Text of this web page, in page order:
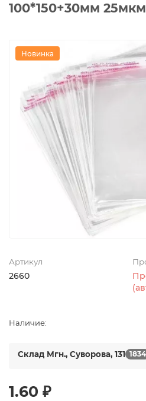
100*150+30мм 25мкм
Новинка
Артикул
2660
Наличие:
Склад Мгн., Суворова, 131 1834
1.60 ₽